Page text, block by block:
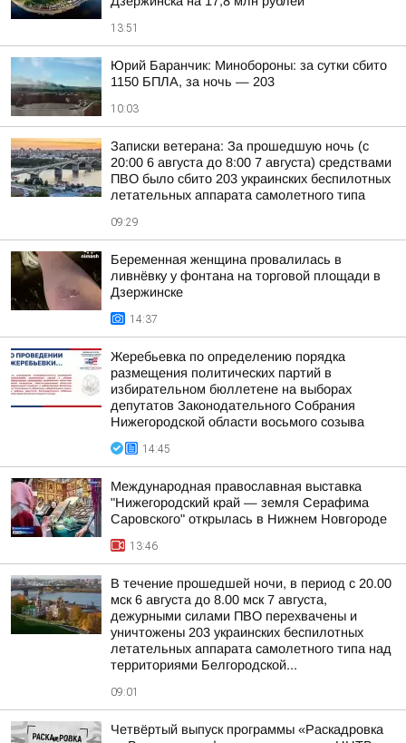
13:51
Юрий Баранчик: Минобороны: за сутки сбито
1150 БПЛА, за ночь — 203
10:03
Записки ветерана: За прошедшую ночь (с
20:00 6 августа до 8:00 7 августа) средствами
ПВО было сбито 203 украинских беспилотных
летательных аппарата самолетного типа
09:29
Беременная женщина провалилась в
ливнёвку у фонтана на торговой площади в
Дзержинске
14:37
Жеребьевка по определению порядка
размещения политических партий в
избирательном бюллетене на выборах
депутатов Законодательного Собрания
Нижегородской области восьмого созыва
14:45
Международная православная выставка
"Нижегородский край — земля Серафима
Саровского" открылась в Нижнем Новгороде
13:46
В течение прошедшей ночи, в период с 20.00
мск 6 августа до 8.00 мск 7 августа,
дежурными силами ПВО перехвачены и
уничтожены 203 украинских беспилотных
летательных аппарата самолетного типа над
территориями Белгородской...
09:01
Четвёртый выпуск программы «Раскадровка